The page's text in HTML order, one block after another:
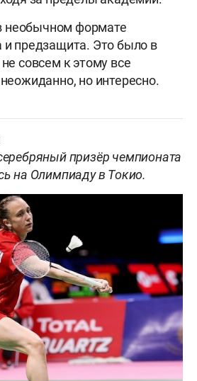
необычном формате
и предзащита. Это было в
совсем к этому все
но интересно.
призёр чемпионата
на Олимпиаду в Токио.